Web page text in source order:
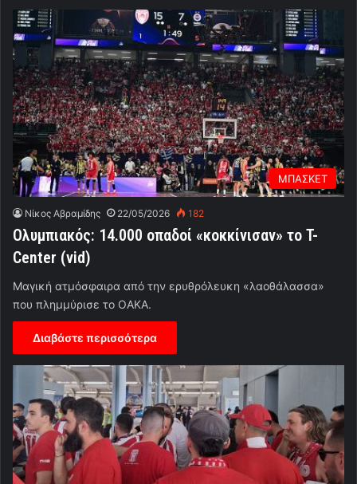
ΜΠΑΣΚΕΤ
Νίκος Αβραμίδης 22/05/2026 182
Ολυμπιακός: 14.000 οπαδοί «κοκκίνισαν» το T-
Center (vid)
Μαγική ατμόσφαιρα από την ερυθρόλευκη «λαοθάλασσα»
που πλημμύρισε το ΟΑΚΑ.
Διαβάστε περισσότερα